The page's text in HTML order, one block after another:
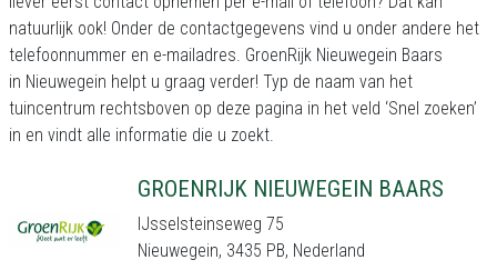
natuurlijk ook! Onder de contactgegevens vind u onder andere het
telefoonnummer en e-mailadres. GroenRijk Nieuwegein Baars
in Nieuwegein helpt u graag verder! Typ de naam van het
tuincentrum rechtsboven op deze pagina in het veld ‘Snel zoeken’
in en vindt alle informatie die u zoekt.
GROENRIJK NIEUWEGEIN BAARS
IJsselsteinseweg 75
Nieuwegein, 3435 PB, Nederland